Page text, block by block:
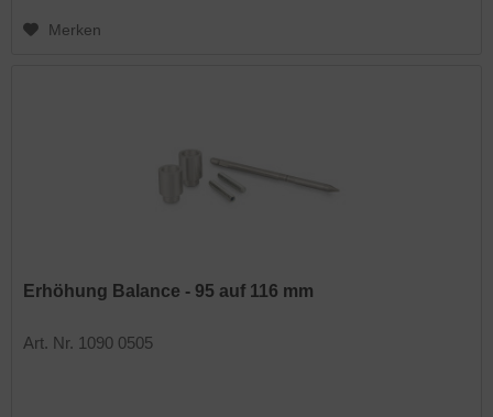
Merken
Erhöhung Balance - 95 auf 116 mm
Art. Nr. 1090 0505